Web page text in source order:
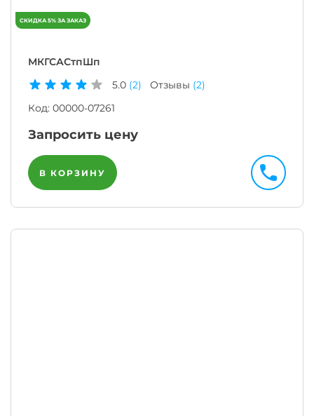
МКГСАСтпШп
5.0 (2) Отзывы (2)
Код: 00000-07261
Запросить цену
В КОРЗИНУ